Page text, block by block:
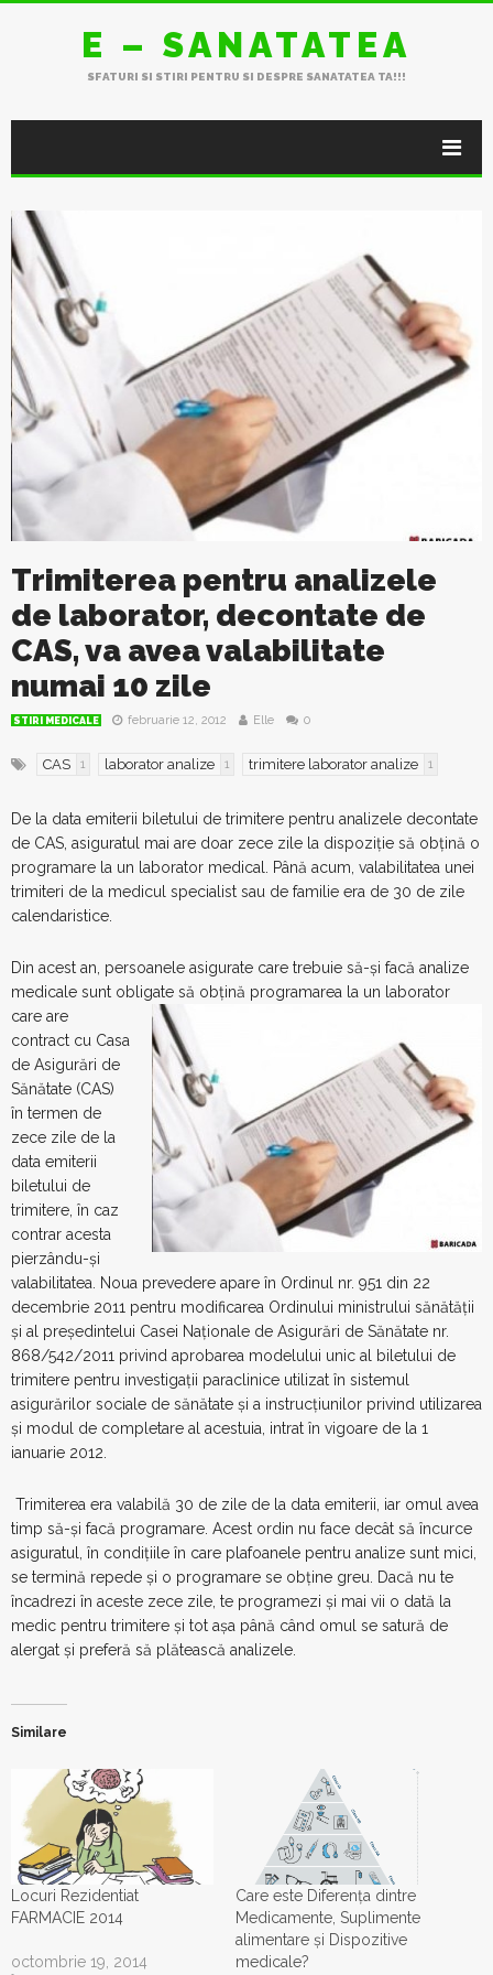
E – SANATATEA
SFATURI SI STIRI PENTRU SI DESPRE SANATATEA TA!!!
Trimiterea pentru analizele
de laborator, decontate de
CAS, va avea valabilitate
numai 10 zile
STIRI MEDICALE februarie 12, 2012 Elle 0
CAS 1 laborator analize 1 trimitere laborator analize 1
De la data emiterii biletului de trimitere pentru analizele decontate
de CAS, asiguratul mai are doar zece zile la dispoziţie să obţină o
programare la un laborator medical. Până acum, valabilitatea unei
trimiteri de la medicul specialist sau de familie era de 30 de zile
calendaristice.
Din acest an, persoanele asigurate care trebuie să-şi facă analize
medicale sunt obligate să obţină programarea la un laborator
care are
contract cu Casa
de Asigurări de
Sănătate (CAS)
în termen de
zece zile de la
data emiterii
biletului de
trimitere, în caz
contrar acesta
pierzându-şi
valabilitatea. Noua prevedere apare în Ordinul nr. 951 din 22
decembrie 2011 pentru modificarea Ordinului ministrului sănătăţii
şi al preşedintelui Casei Naţionale de Asigurări de Sănătate nr.
868/542/2011 privind aprobarea modelului unic al biletului de
trimitere pentru investigaţii paraclinice utilizat în sistemul
asigurărilor sociale de sănătate şi a instrucţiunilor privind utilizarea
şi modul de completare al acestuia, intrat în vigoare de la 1
ianuarie 2012.
Trimiterea era valabilă 30 de zile de la data emiterii, iar omul avea
timp să-şi facă programare. Acest ordin nu face decât să încurce
asiguratul, în condiţiile în care plafoanele pentru analize sunt mici,
se termină repede şi o programare se obţine greu. Dacă nu te
încadrezi în aceste zece zile, te programezi şi mai vii o dată la
medic pentru trimitere şi tot aşa până când omul se satură de
alergat şi preferă să plătească analizele.
Similare
Locuri Rezidentiat
FARMACIE 2014
octombrie 19, 2014
Care este Diferența dintre
Medicamente, Suplimente
alimentare și Dispozitive
medicale?